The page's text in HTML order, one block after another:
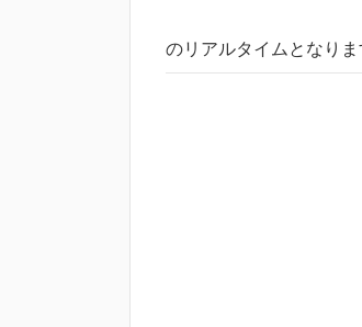
のリアルタイムとなり